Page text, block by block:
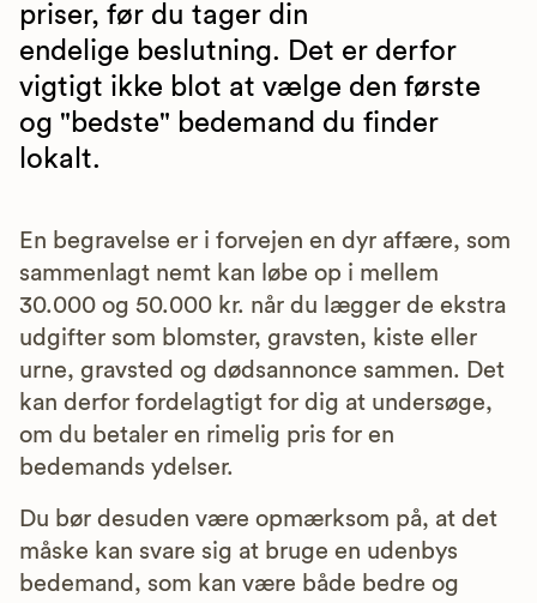
priser, før du tager din
endelige beslutning. Det er derfor
vigtigt ikke blot at vælge den første
og "bedste" bedemand du finder
lokalt.
En begravelse er i forvejen en dyr affære, som
sammenlagt nemt kan løbe op i mellem
30.000 og 50.000 kr. når du lægger de ekstra
udgifter som blomster, gravsten, kiste eller
urne, gravsted og dødsannonce sammen. Det
kan derfor fordelagtigt for dig at undersøge,
om du betaler en rimelig pris for en
bedemands ydelser.
Du bør desuden være opmærksom på, at det
måske kan svare sig at bruge en udenbys
bedemand, som kan være både bedre og